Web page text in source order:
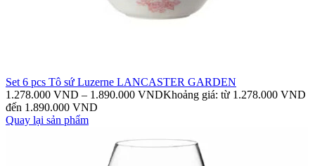
Set 6 pcs Tô sứ Luzerne LANCASTER GARDEN
1.278.000 VND – 1.890.000 VNDKhoảng giá: từ 1.278.000 VND
đến 1.890.000 VND
Quay lại sản phẩm